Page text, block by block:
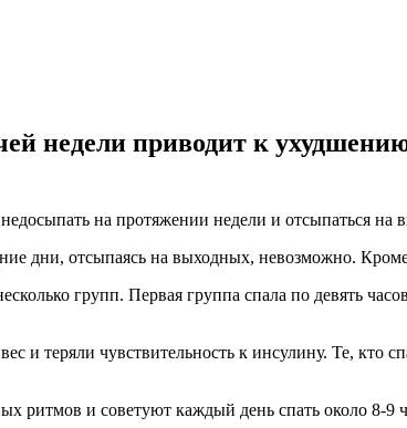
недели приводит к
на протяжении недели и отсыпаться на
дни, отсыпаясь на выходных, невозможно.
групп. Первая группа спала по девять
и теряли чувствительность к инсулину. Те, кто
ритмов и советуют каждый день спать около 8-9